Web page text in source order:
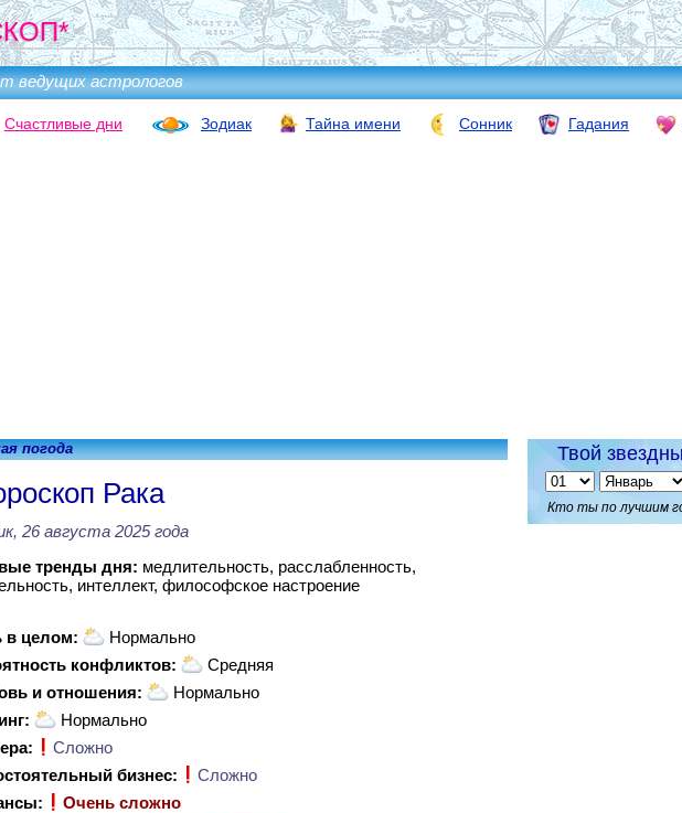
ведущих астрологов
Счастливые дни Зодиак Тайна имени Сонник Гадания
погода
Рака
26 августа 2025 года
тренды дня: медлительность, расслабленность,
интеллект, философское настроение
в целом:
Нормально
конфликтов:
Средняя
и отношения:
Нормально
Нормально
Сложно
бизнес:
Сложно
Очень сложно
Твой
Кто ты по лучшим